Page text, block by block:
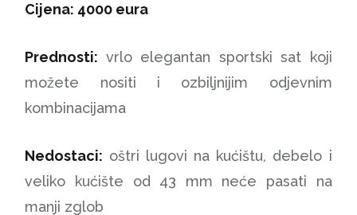
Cijena: 4000 eura
Prednosti: vrlo elegantan sportski sat koji
možete nositi i ozbiljnijim odjevnim
kombinacijama
Nedostaci: oštri lugovi na kućištu, debelo i
veliko kućište od 43 mm neće pasati na
manji zglob